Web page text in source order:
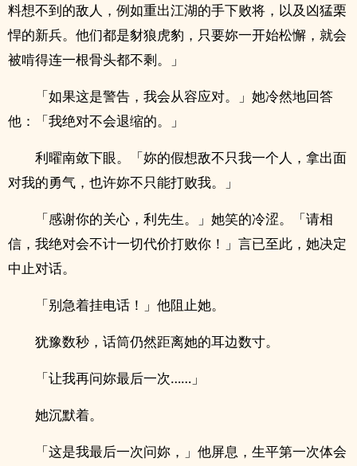
料想不到的敌人，例如重出江湖的手下败将，以及凶猛栗
悍的新兵。他们都是豺狼虎豹，只要妳一开始松懈，就会
被啃得连一根骨头都不剩。」
「如果这是警告，我会从容应对。」她冷然地回答
他：「我绝对不会退缩的。」
利曜南敛下眼。「妳的假想敌不只我一个人，拿出面
对我的勇气，也许妳不只能打败我。」
「感谢你的关心，利先生。」她笑的冷涩。「请相
信，我绝对会不计一切代价打败你！」言已至此，她决定
中止对话。
「别急着挂电话！」他阻止她。
犹豫数秒，话筒仍然距离她的耳边数寸。
「让我再问妳最后一次……」
她沉默着。
「这是我最后一次问妳，」他屏息，生平第一次体会